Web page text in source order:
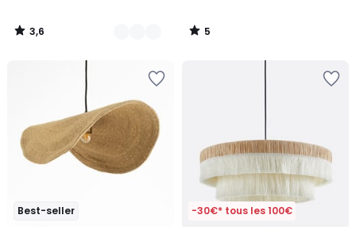
3,6
/
5
/
Best-seller -30€* tous les 100€